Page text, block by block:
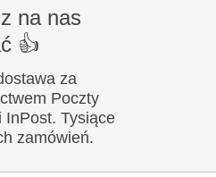
na nas
👍
za
Poczty
InPost. Tysiące
zamówień.